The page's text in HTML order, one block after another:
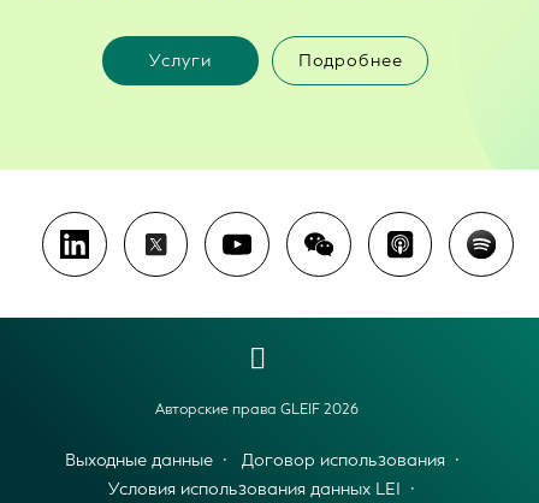
Услуги Подробнее
Авторские права GLEIF 2026
Выходные данные
Договор использования
Условия использования данных LEI